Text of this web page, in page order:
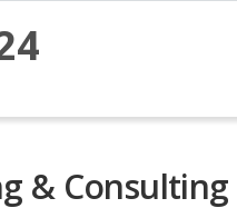
& Consulting